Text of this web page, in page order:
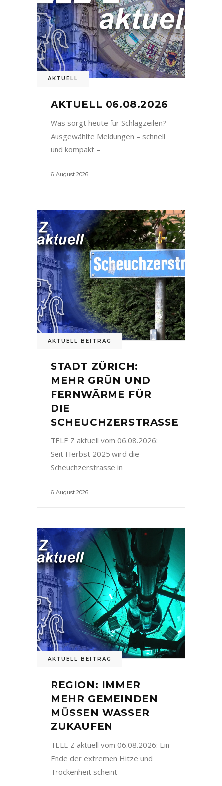
AKTUELL
AKTUELL 06.08.2026
Was sorgt heute für Schlagzeilen?
Ausgewählte Meldungen – schnell
und kompakt –
6. August 2026
AKTUELL BEITRAG
STADT ZÜRICH:
MEHR GRÜN UND
FERNWÄRME FÜR
DIE
SCHEUCHZERSTRASSE
TELE Z aktuell vom 06.08.2026:
Seit Herbst 2025 wird die
Scheuchzerstrasse in
6. August 2026
AKTUELL BEITRAG
REGION: IMMER
MEHR GEMEINDEN
MÜSSEN WASSER
ZUKAUFEN
TELE Z aktuell vom 06.08.2026: Ein
Ende der extremen Hitze und
Trockenheit scheint